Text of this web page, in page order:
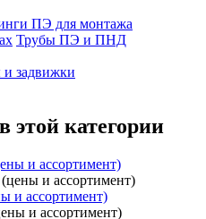
ПЭ для монтажа
Трубы ПЭ и ПНД
задвижки
этой категории
и ассортимент)
и ассортимент)